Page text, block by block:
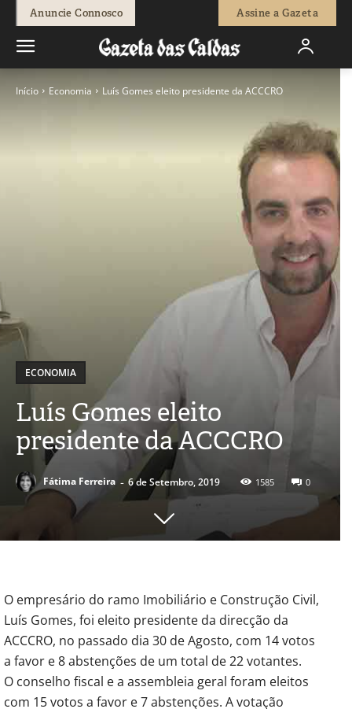
Anuncie Connosco Assine a Gazeta
Início Economia Luís Gomes eleito presidente da ACCCRO
ECONOMIA
Luís Gomes eleito
presidente da ACCCRO
Fátima Ferreira - 6 de Setembro, 2019 1585 0
O empresário do ramo Imobiliário e Construção Civil,
Luís Gomes, foi eleito presidente da direcção da
ACCCRO, no passado dia 30 de Agosto, com 14 votos
a favor e 8 abstenções de um total de 22 votantes.
O conselho fiscal e a assembleia geral foram eleitos
com 15 votos a favor e 7 abstenções. A votação